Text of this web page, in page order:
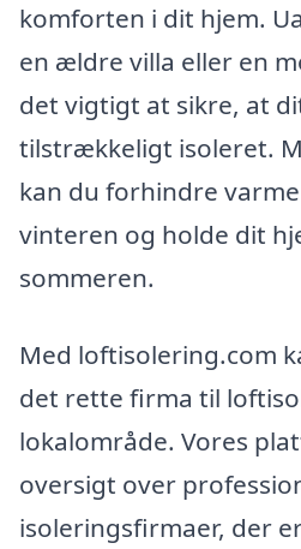
komforten i dit hjem.
en ældre villa eller en
det vigtigt at sikre, at
tilstrækkeligt isoleret.
kan du forhindre
vinteren og holde dit
sommeren.
Med loftisolering.com
det rette firma til
lokalområde. Vores
oversigt over
isoleringsfirmaer, der